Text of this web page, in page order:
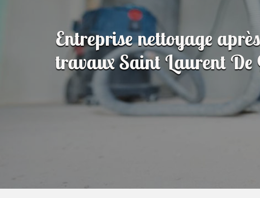
Entreprise nettoyage
travaux Saint Laurent De